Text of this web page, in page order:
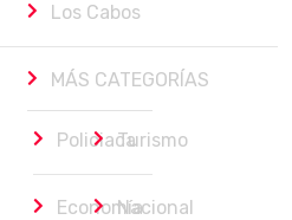
Los Cabos
MÁS CATEGORÍAS
PoliciacaTurismo
EconomíaNacional